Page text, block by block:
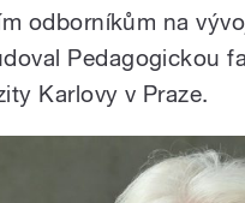
odborníkům na
Pedagogickou
Karlovy v Praze.